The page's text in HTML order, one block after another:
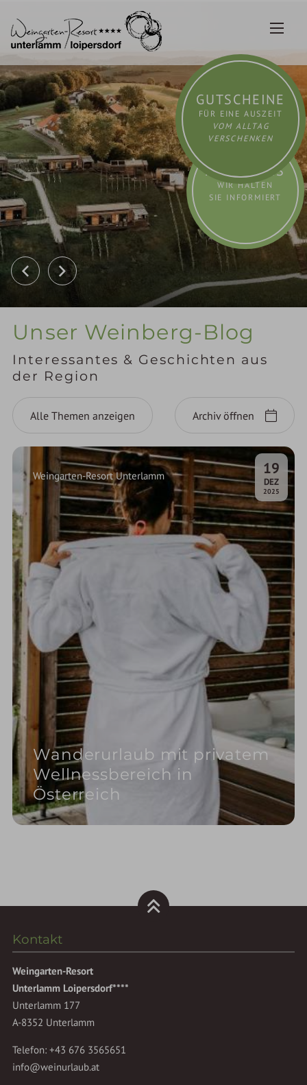
Inhalt
springen
GUTSCHEINE
FÜR EINE AUSZEIT
VOM ALLTAG
VERSCHENKEN
AKTUELLES
WIR HALTEN
SIE INFORMIERT
Unser Weinberg-Blog
Interessantes & Geschichten aus
der Region
Alle Themen anzeigen Archiv öffnen
19
DEZ.
2025
Wanderurlaub mit privatem
Wellnessbereich in
Österreich
Weingarten-Resort Unterlamm
Kontakt
Weingarten-Resort
Unterlamm Loipersdorf****
Unterlamm 177
A-8352 Unterlamm
Telefon:+43 676 3565651
info@weinurlaub.at